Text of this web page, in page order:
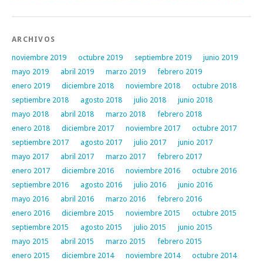
ARCHIVOS
noviembre 2019 octubre 2019 septiembre 2019
junio 2019
mayo 2019
abril 2019 marzo 2019
febrero 2019
enero 2019
diciembre 2018 noviembre 2018
octubre 2018
septiembre 2018
agosto 2018 julio 2018
junio 2018
mayo 2018
abril 2018 marzo 2018
febrero 2018
enero 2018
diciembre 2017 noviembre 2017
octubre 2017
septiembre 2017
agosto 2017 julio 2017
junio 2017
mayo 2017
abril 2017 marzo 2017
febrero 2017
enero 2017
diciembre 2016 noviembre 2016
octubre 2016
septiembre 2016
agosto 2016 julio 2016
junio 2016
mayo 2016
abril 2016 marzo 2016
febrero 2016
enero 2016
diciembre 2015 noviembre 2015
octubre 2015
septiembre 2015
agosto 2015 julio 2015
junio 2015
mayo 2015
abril 2015 marzo 2015
febrero 2015
enero 2015
diciembre 2014 noviembre 2014
octubre 2014